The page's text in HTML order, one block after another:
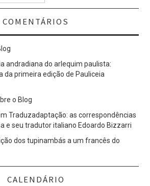
COMENTÁRIOS
andradiana do arlequim paulista:
da primeira edição de Pauliceia
o Blog
Traduzadaptação: as correspondências
e seu tradutor italiano Edoardo Bizzarri
dos tupinambás a um francês do
CALENDÁRIO